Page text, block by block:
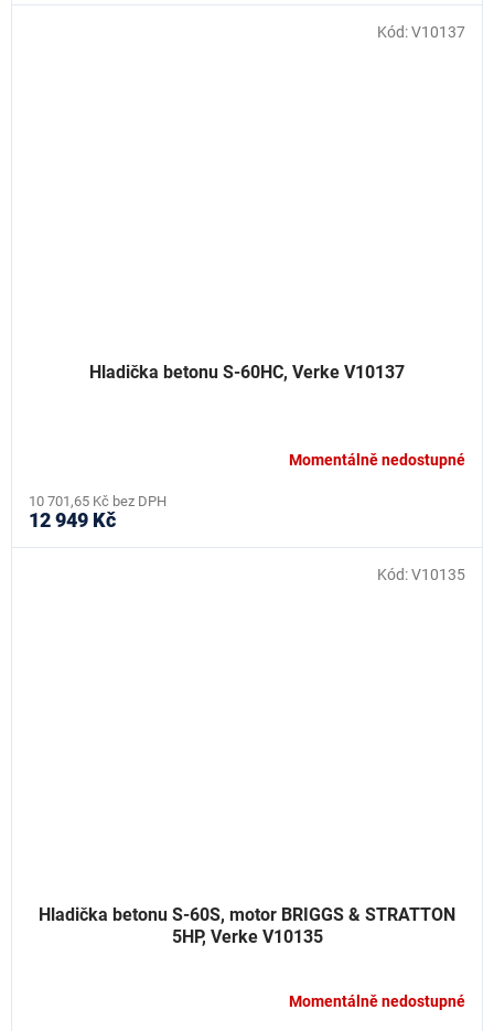
Hladička betonu S-60HC, Verke V10137
Momentálně nedostupné
10 701,65 Kč bez DPH
12 949 Kč
Kód:V10137
Hladička betonu S-60S, motor BRIGGS & STRATTON
5HP, Verke V10135
Momentálně nedostupné
Kód:V10135